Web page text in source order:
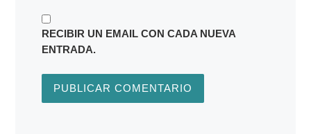
RECIBIR UN EMAIL CON CADA NUEVA
ENTRADA.